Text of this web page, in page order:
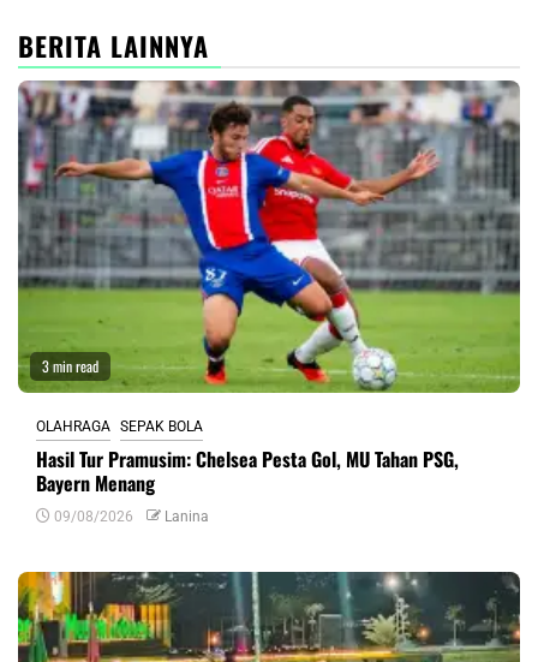
BERITA LAINNYA
3 min read
OLAHRAGA SEPAK BOLA
Hasil Tur Pramusim: Chelsea Pesta Gol, MU Tahan PSG,
Bayern Menang
09/08/2026 Lanina